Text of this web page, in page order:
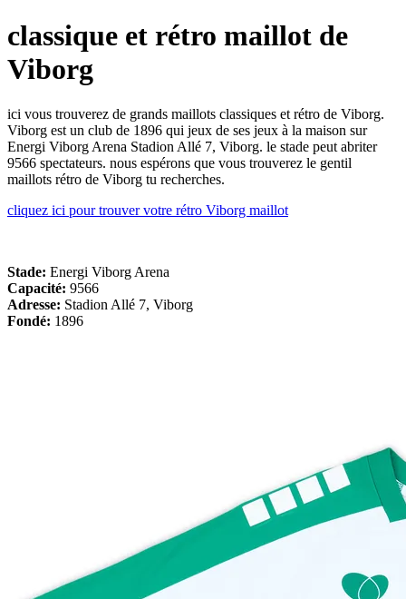
classique et rétro maillot de
Viborg
ici vous trouverez de grands maillots classiques et rétro de Viborg.
Viborg est un club de 1896 qui jeux de ses jeux à la maison sur
Energi Viborg Arena Stadion Allé 7, Viborg. le stade peut abriter
9566 spectateurs. nous espérons que vous trouverez le gentil
maillots rétro de Viborg tu recherches.
cliquez ici pour trouver votre rétro Viborg maillot
Stade: Energi Viborg Arena
Capacité: 9566
Adresse: Stadion Allé 7, Viborg
Fondé: 1896